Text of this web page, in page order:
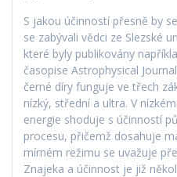
S jakou účinností přesně by
se zabývali vědci ze Slezské
které byly publikovány
časopise Astrophysical
černé díry funguje ve třech
nízký, střední a ultra. V
energie shoduje s účinností
procesu, přičemž dosahuje
mírném režimu se uvažuje
Znajeka a účinnost je již